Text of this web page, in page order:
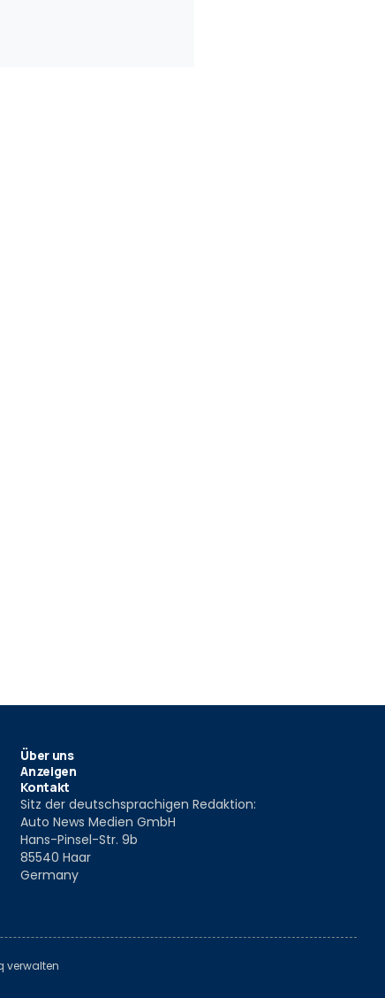
Über uns
Anzeigen
Kontakt
Sitz der deutschsprachigen Redaktion:
Auto News Medien GmbH
Hans-Pinsel-Str. 9b
85540 Haar
Germany
verwalten